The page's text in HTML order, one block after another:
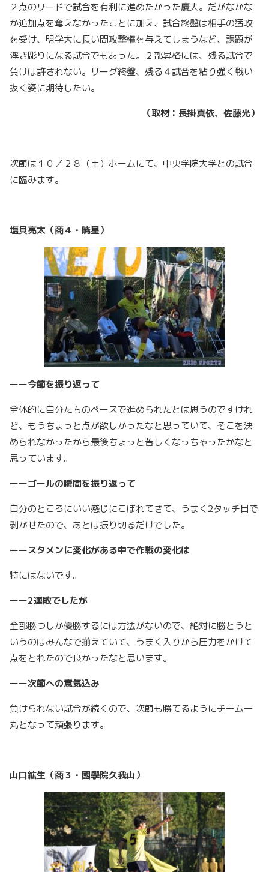
２点のリードで試合を有利に進めたかった慶大。だがなかな
か追加点を奪えなかったことに加え、試合終盤は相手の猛攻
を受け、明学大に長い間攻撃権を与えてしまうなど、課題が
浮き彫りになる試合でもあった。２部昇格には、残る試合で
負けは許されない。リーグ終盤、残る４試合を粘り強く戦い
抜く姿に期待したい。
（取材：長掛真依、佐藤光）
次節は１０／２８（土）ホームにて、中央学院大学との試合
に臨みます。
塩貝亮太（商４・暁星）
ーー今節を振り返って
全体的に自分たちのペースで進められたとは思うのですけれ
ど、もうちょっと点が欲しかったなと思っていて、そこを決
められなかったから最後ちょっと苦しくなっちゃったかなと
思っています。
ーーゴールの瞬間を振り返って
自分のところにいい感じにこぼれてきて、うまく2タッチ目で
剥がせたので、あとは振り切るだけでした。
ーースタメンに変化がある中で作戦の変化は
特にはないです。
ーー2連敗でしたが
全部勝つしか優勝するには方法がないので、絶対に勝とうと
いうのはみんなで揃えていて、うまく入りから圧力をかけて
点をとれたので良かったなと思います。
ーー次節への意気込み
負けられない試合が続くので、次節も勝てるようにチーム一
丸となって頑張ります。
山口絋生（商３・國學院久我山）